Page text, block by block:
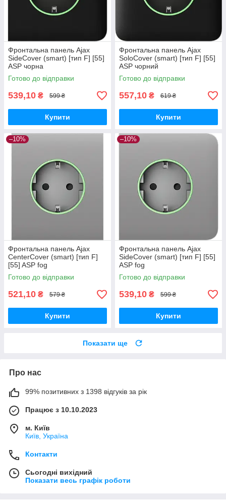
Фронтальна панель Ajax
SideCover (smart) [тип F] [55]
ASP чорна
Готово до відправки
539,10 ₴ 599 ₴
Купити
Фронтальна панель Ajax
SoloCover (smart) [тип F] [55]
ASP чорний
Готово до відправки
557,10 ₴ 619 ₴
Купити
–10%
Фронтальна панель Ajax
CenterCover (smart) [тип F]
[55] ASP fog
Готово до відправки
521,10 ₴ 579 ₴
Купити
–10%
Фронтальна панель Ajax
SideCover (smart) [тип F] [55]
ASP fog
Готово до відправки
539,10 ₴ 599 ₴
Купити
Показати ще
Про нас
99% позитивних з 1398 відгуків за рік
Працює з 10.10.2023
м. Київ
Київ, Україна
Контакти
Сьогодні вихідний
Показати весь графік роботи